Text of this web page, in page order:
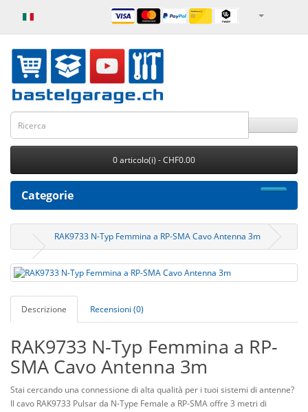
0 articolo(i) - CHF0.00
Categorie
RAK9733 N-Typ Femmina a RP-SMA Cavo Antenna 3m
Descrizione Recensioni (0)
RAK9733 N-Typ Femmina a RP-
SMA Cavo Antenna 3m
Stai cercando una connessione di alta qualità per i tuoi sistemi di antenne?
Il cavo RAK9733 Pulsar da N-Type Female a RP-SMA offre 3 metri di